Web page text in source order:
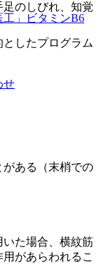
」
ビタミンB6
のしびれ、知覚
がある（末梢での
た場合、横紋筋
があらわれるこ
したプログラム
せ